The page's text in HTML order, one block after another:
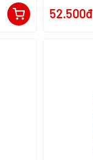
52.500đ